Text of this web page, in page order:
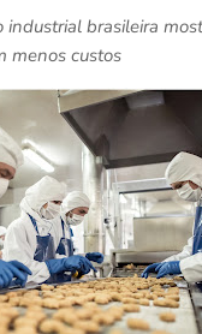
brasileira
menos custos